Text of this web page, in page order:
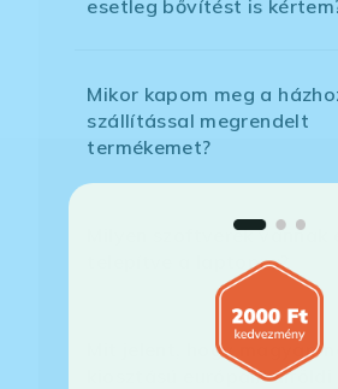
esetleg bővítést is
Mikor kapom meg a
szállítással megrendelt
termékemet?
Milyen szoftverek vannak
telepítve a laptopra?
Mit jelent, hogy magyar/
kiosztású európai/külföldi